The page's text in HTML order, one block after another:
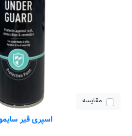
مقایسه
اسپری قیر